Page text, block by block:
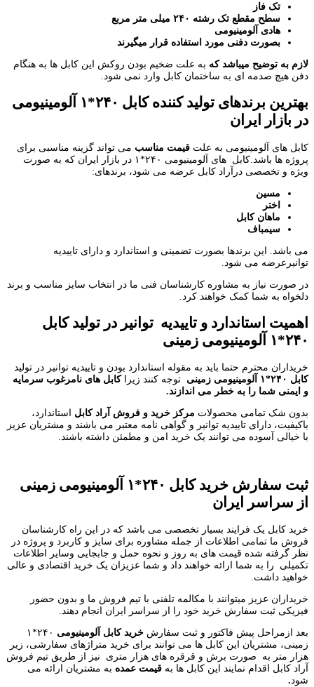
تک فاز
سطح مقطع تک رشته ۲۴۰ میلی متر مربع
هادی آلومینیومی
بصورت دفنی مورد استفاده قرار میگیرند
لازم به توضیح میباشد که به علت ضخیم بودن روکش این کابل ها به هنگام
دفن هیچ صدمه ای به ساختمان کابل وارد نمی شود.
بهترین برندهای تولید کننده کابل ۲۴۰*۱ آلومینیومی
در بازار ایران
کابل های آلومینیومی به علت قیمت مناسب می تواند گزینه مناسبی برای
پروژه ها باشد.کابل های آلومینیومی ۲۴۰*۱ در بازار ایران که به صورت
ویژه و تخصصی درآراد کابل عرضه می شود، برندهای:
مسین
اختر
ماهان کابل
سیمباف
می باشد. این برندها بصورت تضمینی و استاندارد و دارای تاییدیه
توانیرعرضه می شود.
در صورت نیاز به مشاوره کارشناسان فنی ما در انتخاب سایز مناسب و برند
دلخواه به شما کمک خواهند کرد.
اهمیت استاندارد و تاییدیه توانیر در تولید کابل
۲۴۰*۱ آلومینیومی زمینی
خریداران محترم حتما باید به مقوله استاندارد بودن و تاییدیه توانیر در تولید
کابل ۲۴۰*۱ آلومینیومی زمینی
توجه کنند زیراکابل های نامرغوب سرمایه
و ایمنی شما را به خطر می اندازند.
بدون شک تمامی محصولات مرکز خرید و فروش آراد کابل استاندارد،
باکیفیت، دارای تاییدیه توانیر و گواهی نامه معتبر می باشند و مشتریان عزیز
با خیالی آسوده می توانند یک خرید امن و مطمئن داشته باشند.
ثبت سفارش خرید کابل ۲۴۰*۱ آلومینیومی زمینی
از سراسر ایران
خرید کابل یک فرایند بسیار تخصصی می باشد که در این راه کارشناسان
فروش ما تمامی اطلاعات از جمله مشاوره برای سایز و کاربرد و پروژه در
نظر گرفته شده قیمت های به روز و نحوه حمل و جابجایی وسایر اطلاعات
تکمیلی را به شما ارائه خواهند داد و شما عزیزان یک خرید اقتصادی و عالی
خواهید داشت.
خریداران عزیز میتوانند با مکالمه تلفنی با تیم فروش ما و بدون حضور
فیزیکی ثبت سفارش خرید خود را از سراسر ایران انجام دهند.
بعد ازمراحل پیش فاکتور و ثبت سفارش خرید کابل آلومینیومی
۲۴۰*۱
زمینی، مشتریان این کابل ها می توانند برای خرید متراژهای سفارشی، زیر
هزار متر به صورت برش و قرقره های هزار متری نیز از طریق تیم فروش
آراد کابل اقدام نمایند این کابل ها به قیمت عمده به مشتریان ارائه می
شود.